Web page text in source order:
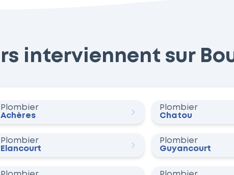
interviennent sur
Plombier
Achères
Plombier
Chatou
Plombier
Élancourt
Plombier
Guyancourt